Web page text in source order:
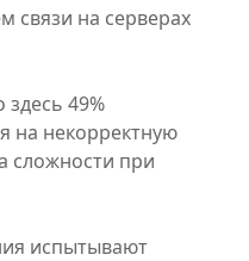
связи на серверах
здесь 49%
на некорректную
сложности при
испытывают